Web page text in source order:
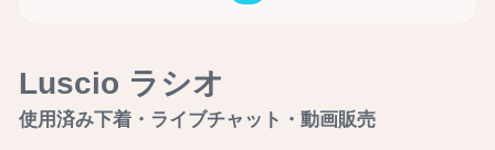
Luscio ラシオ
使用済み下着・ライブチャット・動画販売